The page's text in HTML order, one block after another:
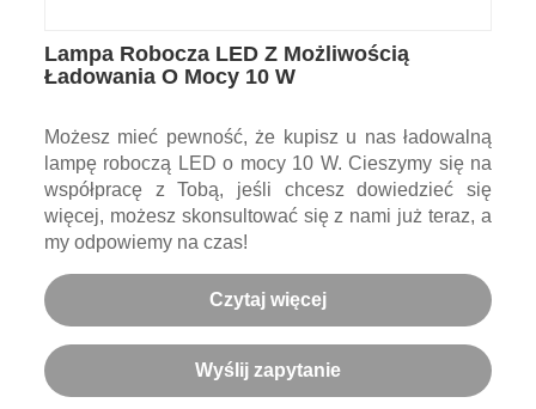
Lampa Robocza LED Z Możliwością
Ładowania O Mocy 10 W
Możesz mieć pewność, że kupisz u nas ładowalną
lampę roboczą LED o mocy 10 W. Cieszymy się na
współpracę z Tobą, jeśli chcesz dowiedzieć się
więcej, możesz skonsultować się z nami już teraz, a
my odpowiemy na czas!
Czytaj więcej
Wyślij zapytanie